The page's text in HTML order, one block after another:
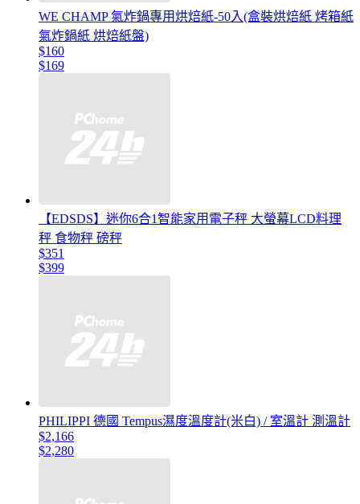
WE CHAMP 氣炸鍋專用烘焙紙-50入(盒裝烘焙紙 烤箱紙
氣炸鍋紙 烘焙紙盤)
$160
$169
【EDSDS】迷你6合1智能家用電子秤 大螢幕LCD料理
秤 食物秤 磅秤
$351
$399
PHILIPPI 德國 Tempus濕度溫度計(米白) / 室溫計 測溫計
$2,166
$2,280